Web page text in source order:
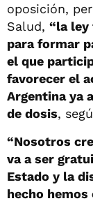
oposición,
Salud, “la ley
para formar
el que
favorecer el
Argentina ya
de dosis,
“Nosotros
va a ser
Estado y la
hecho hemos